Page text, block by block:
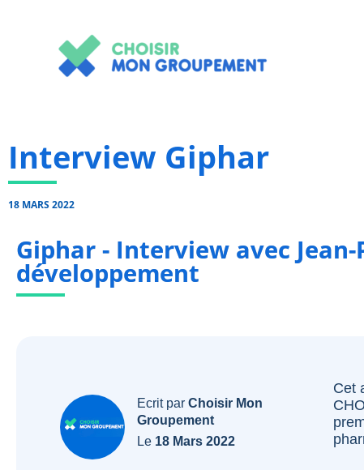
Interview Giphar
18 MARS 2022
Giphar - Interview avec Jean-
développement
Ecrit par Choisir Mon
Groupement
Le 18 Mars 2022
Cet